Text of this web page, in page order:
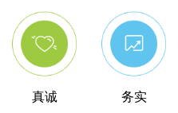
真诚 务实